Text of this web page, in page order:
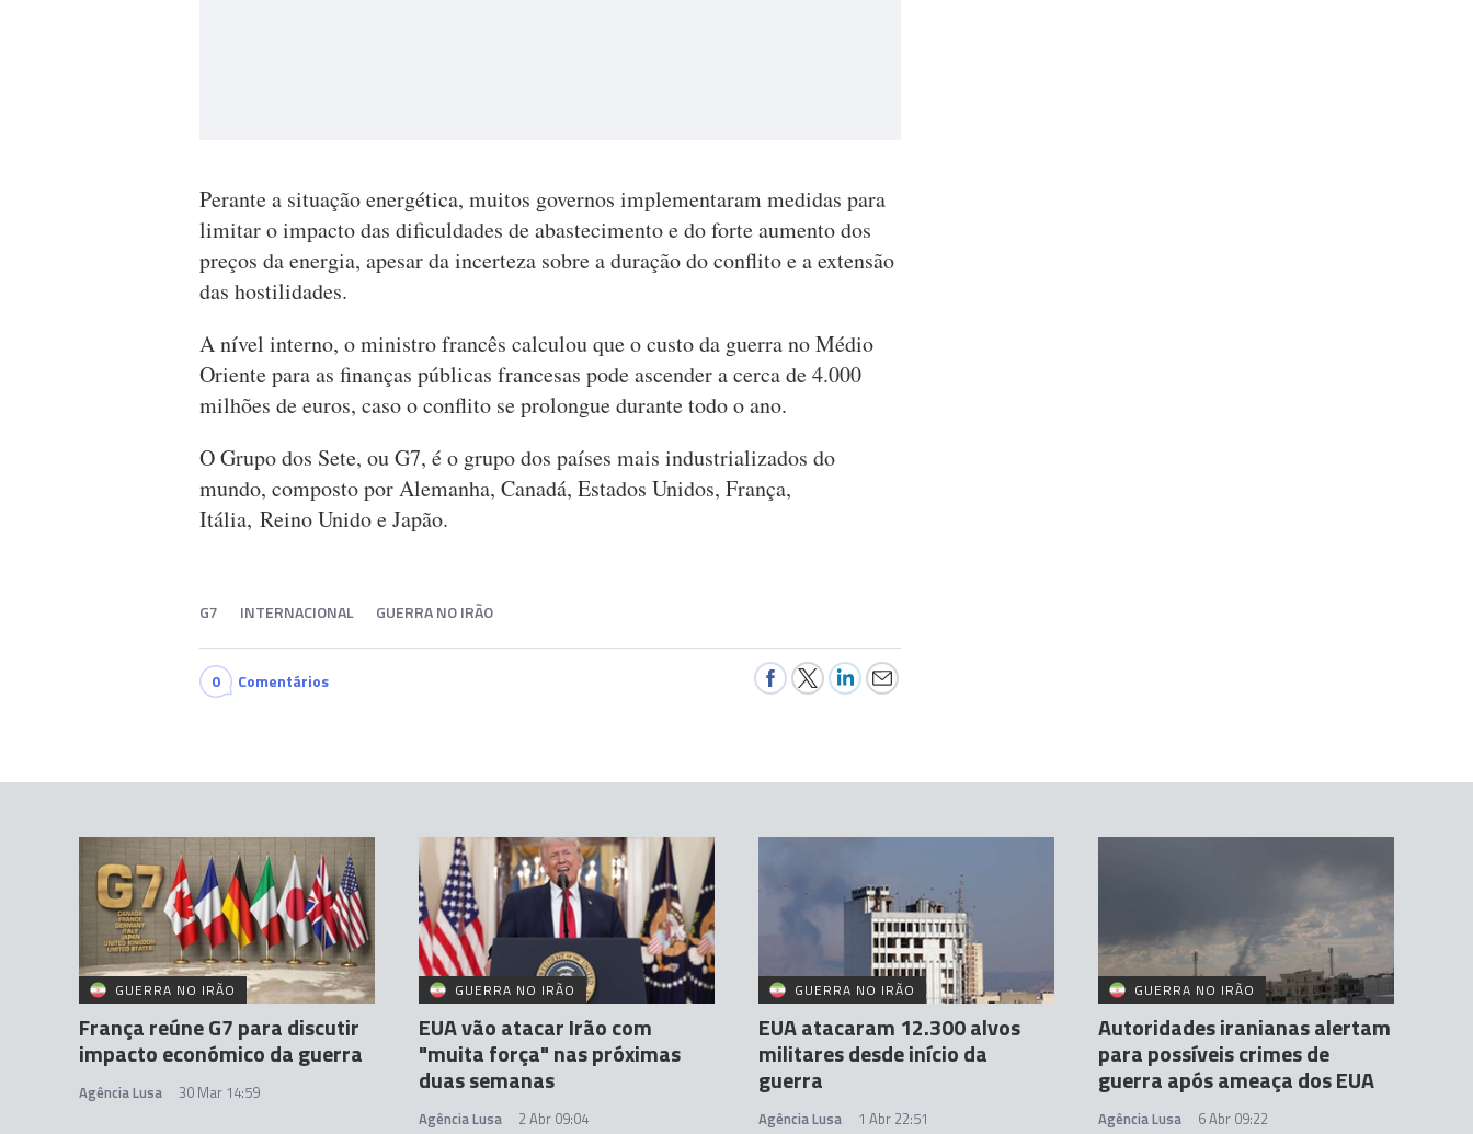
Perante a situação energética, muitos governos implementaram medidas para
limitar o impacto das dificuldades de abastecimento e do forte aumento dos
preços da energia, apesar da incerteza sobre a duração do conflito e a extensão
das hostilidades.
A nível interno, o ministro francês calculou que o custo da guerra no Médio
Oriente para as finanças públicas francesas pode ascender a cerca de 4.000
milhões de euros, caso o conflito se prolongue durante todo o ano.
O Grupo dos Sete, ou G7, é o grupo dos países mais industrializados do
mundo, composto por Alemanha, Canadá, Estados Unidos, França,
Itália, Reino Unido e Japão.
G7 INTERNACIONAL GUERRA NO IRÃO
0 Comentários
GUERRA NO IRÃO
França reúne G7 para discutir
impacto económico da guerra
Agência Lusa 30 Mar 14:59
GUERRA NO IRÃO
EUA vão atacar Irão com
"muita força" nas próximas
duas semanas
Agência Lusa 2 Abr 09:04
GUERRA NO IRÃO
EUA atacaram 12.300 alvos
militares desde início da
guerra
Agência Lusa 1 Abr 22:51
GUERRA NO IRÃO
Autoridades iranianas alertam
para possíveis crimes de
guerra após ameaça dos EUA
Agência Lusa 6 Abr 09:22